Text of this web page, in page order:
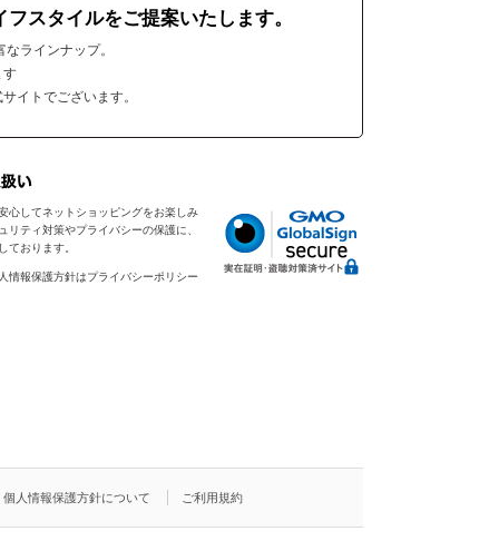
スタイルをご提案いたします。
ラインナップ。
す
イトでございます。
心してネットショッピングをお楽しみ
リティ対策やプライバシーの保護に、
ております。
情報保護方針はプライバシーポリシー
個人情報保護方針について ご利用規約